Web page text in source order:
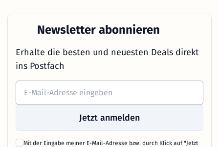
Newsletter abonnieren
Erhalte die besten und neuesten Deals direkt
ins Postfach
Jetzt anmelden
Mit der Eingabe meiner E-Mail-Adresse bzw. durch Klick auf "Jetzt